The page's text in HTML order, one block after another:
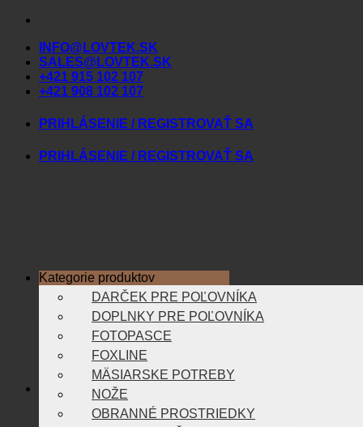
Skip
contentINFO@LOVTEK.SK
SALES@LOVTEK.SK
+421 915 102 107
+421 908 102 107
PRIHLÁSENIE / REGISTROVAŤ SA
PRIHLÁSENIE / REGISTROVAŤ SA
Kategorie produktov
DARČEK PRE POĽOVNÍKA
DOPLNKY PRE POĽOVNÍKA
FOTOPASCE
FOXLINE
MÄSIARSKE POTREBY
NOŽE
OBRANNÉ PROSTRIEDKY